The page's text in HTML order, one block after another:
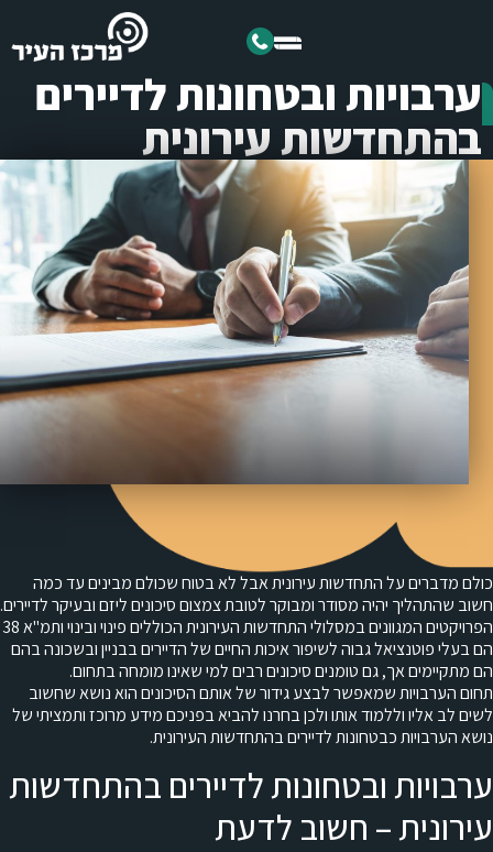
ערבויות ובטחונות לדיירים
בהתחדשות עירונית
כולם מדברים על התחדשות עירונית אבל לא בטוח שכולם מבינים עד כמה
חשוב שהתהליך יהיה מסודר ומבוקר לטובת צמצום סיכונים ליזם ובעיקר לדיירים.
הפרויקטים המגוונים במסלולי התחדשות העירונית הכוללים פינוי ובינוי ותמ"א 38
הם בעלי פוטנציאל גבוה לשיפור איכות החיים של הדיירים בבניין ובשכונה בהם
הם מתקיימים אך, גם טומנים סיכונים רבים למי שאינו מומחה בתחום.
תחום הערבויות שמאפשר לבצע גידור של אותם הסיכונים הוא נושא שחשוב
לשים לב אליו וללמוד אותו ולכן בחרנו להביא בפניכם מידע מרוכז ותמציתי של
נושא הערבויות כבטחונות לדיירים בהתחדשות העירונית.
ערבויות ובטחונות לדיירים בהתחדשות
עירונית – חשוב לדעת